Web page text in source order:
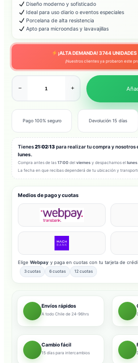
Diseño moderno y sofisticado
Ideal para uso diario o eventos especiales
Porcelana de alta resistencia
Apto para microondas y lavavajillas
¡ALTA DEMANDA!3744
¡Nuestros clientes ya probaron este
− +
Pago 100% seguro Devolución 15 días
Tienes21:02:11para realizar tu compra y nosotros
lunes.
Compra antes de las 17:00 del viernes y despachamos el lunes.
La fecha en que recibas dependerá de tu ubicación y
Medios de pago y cuotas
Elige Webpay y paga en cuotas con tu tarjeta de
3 cuotas 6 cuotas 12 cuotas
Envíos rápidos
A todo Chile de 24-96hrs
Cambio fácil
15 días para intercambios